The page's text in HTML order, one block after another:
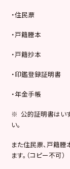
・住民票
・戸籍謄本
・戸籍抄本
・印鑑登録証明書
・年金手帳
※ 公的証明書はい
い。
また住民票、戸籍
ます。（コピー不可）